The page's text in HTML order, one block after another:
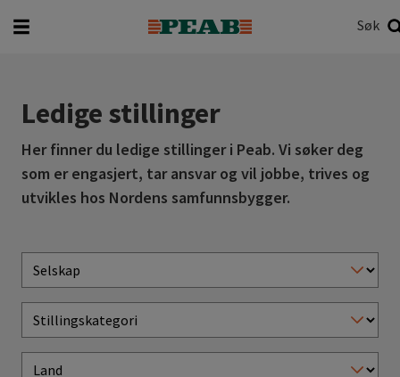
Søk
Ledige stillinger
Her finner du ledige stillinger i Peab. Vi søker deg
som er engasjert, tar ansvar og vil jobbe, trives og
utvikles hos Nordens samfunnsbygger.